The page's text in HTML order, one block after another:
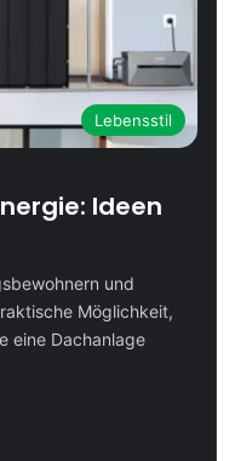
Lebensstil
Ideen
und
Möglichkeit,
eine Dachanlage